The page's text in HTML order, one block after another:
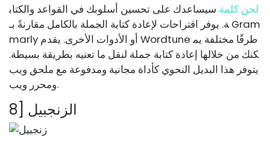
لحن كلمة سيساعدك على تحسين أسلوبك في القواعد والكتاب
ة. يوفر اقتراحات لإعادة كتابة الجملة بالكامل مقارنةً بـ Gram
marly أو الأدوات الأخرى. يقدم Wordtune طرقًا مختلفة يم
كنك من خلالها إعادة كتابة جملة لنقل ما تعنيه بطريقة بسيطة.
يتوفر هذا البديل النحوي كأداة مجانية ومدفوعة مع ملحق ويب
ومحرر ويب.
8] الزنجبيل